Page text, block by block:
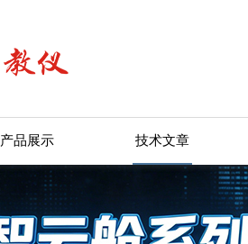
产品展示 技术文章